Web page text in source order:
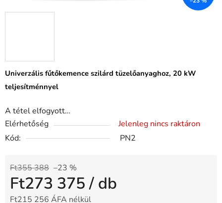
Univerzális fűtőkemence szilárd tüzelőanyaghoz, 20 kW
teljesítménnyel
A tétel elfogyott…
Elérhetőség
Jelenleg nincs raktáron
Kód:
PN2
Ft355 388 –23 %
Ft273 375/ db
Ft215 256 ÁFA nélkül